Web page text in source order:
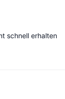
schnell erhalten